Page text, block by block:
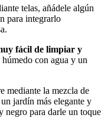
telas, añádele algún
para integrarlo
fácil de limpiar y
húmedo con agua y un
mediante la mezcla de
jardín más elegante y
negro para darle un toque